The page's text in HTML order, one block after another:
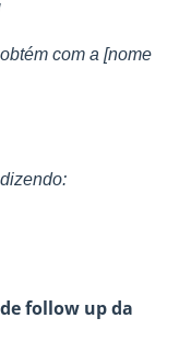
com a [nome
follow up da